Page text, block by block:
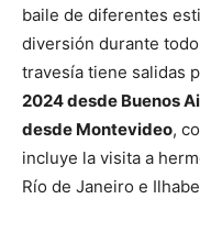
baile de diferentes
diversión durante
travesía tiene salidas
2024 desde Buenos
desde Montevideo,
incluye la visita a
Río de Janeiro e